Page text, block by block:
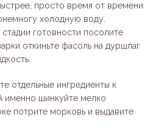
просто время от времени
холодную воду.
готовности посолите
откиньте фасоль на дуршлаг
отдельные ингредиенты к
именно шинкуйте мелко
потрите морковь и выдавите